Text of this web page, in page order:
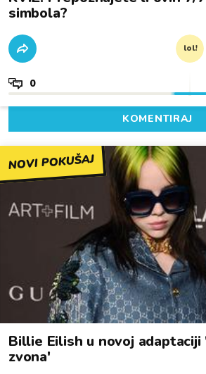
simbola?
lol!
0
KOMENTIRAJ
NOVI POKUŠAJ
Billie Eilish u novoj
zvona'